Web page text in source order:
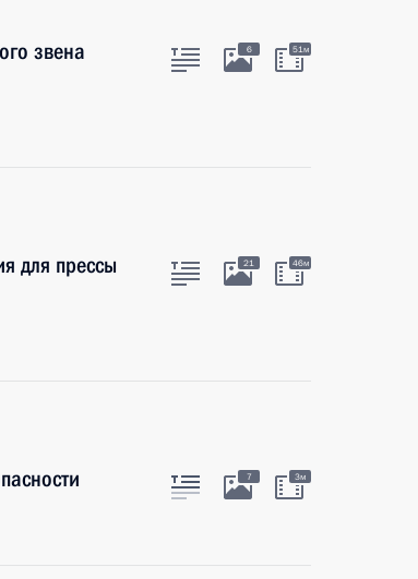
звена
6 51м
для прессы
21 46м
7 3м